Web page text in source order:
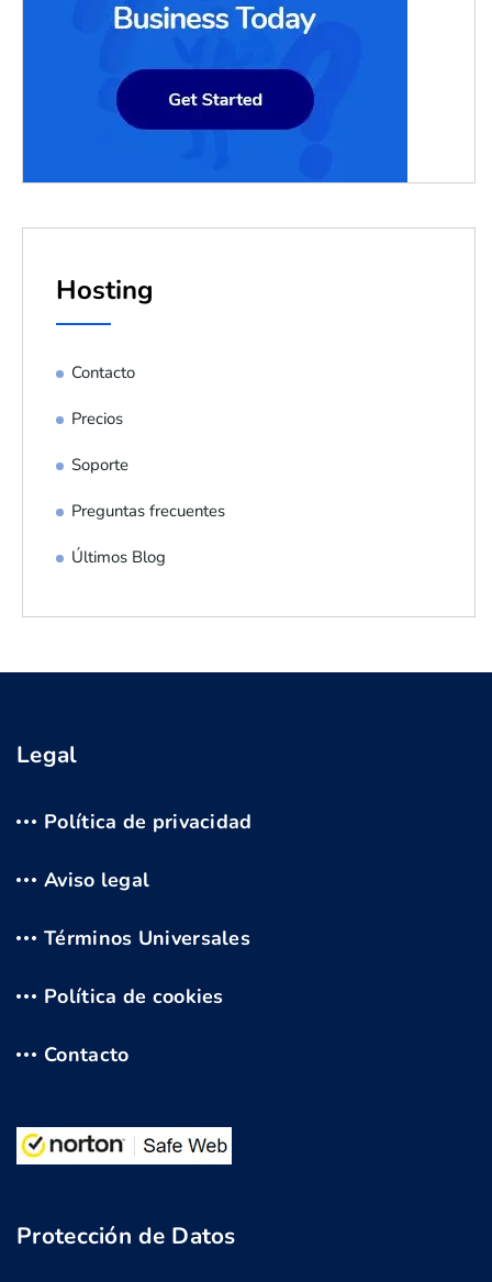
Hosting
Contacto
Precios
Soporte
Preguntas frecuentes
Últimos Blog
Legal
Política de privacidad
Aviso legal
Términos Universales
Política de cookies
Contacto
Protección de Datos